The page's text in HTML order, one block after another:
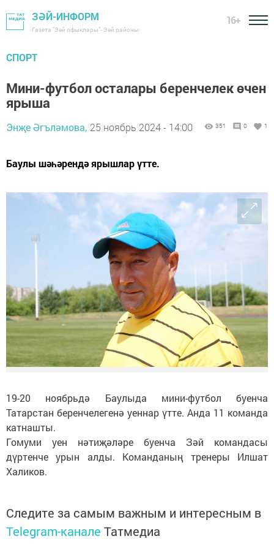
ЗӘЙ-ИНФОРМ
Газета "Зәй офыклары"- Зәй районы
16+
СПОРТ
Мини-футбол осталары беренчелек өчен
ярыша
Энҗе Әгъләмова, 25 ноябрь 2024 - 14:00 351 0 1
Баулы шәһәрендә ярышлар үтте.
19-20 ноябрьдә Баулыда мини-футбол буенча
Татарстан беренчелегенә уеннар үтте. Анда 11 команда
катнашты.
Гомуми уен нәтиҗәләре буенча Зәй командасы
дүртенче урын алды. Команданың тренеры Илшат
Халиков.
Следите за самым важным и интересным в
Telegram-канале Татмедиа